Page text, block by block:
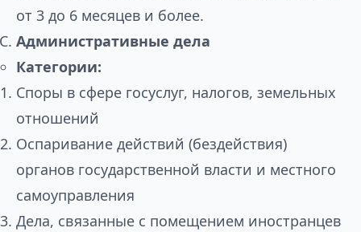
от 3 до 6 месяцев и более.
Административные дела
Категории:
Споры в сфере госуслуг, налогов, земельных
отношений
Оспаривание действий (бездействия)
органов государственной власти и местного
самоуправления
Дела, связанные с помещением иностранцев